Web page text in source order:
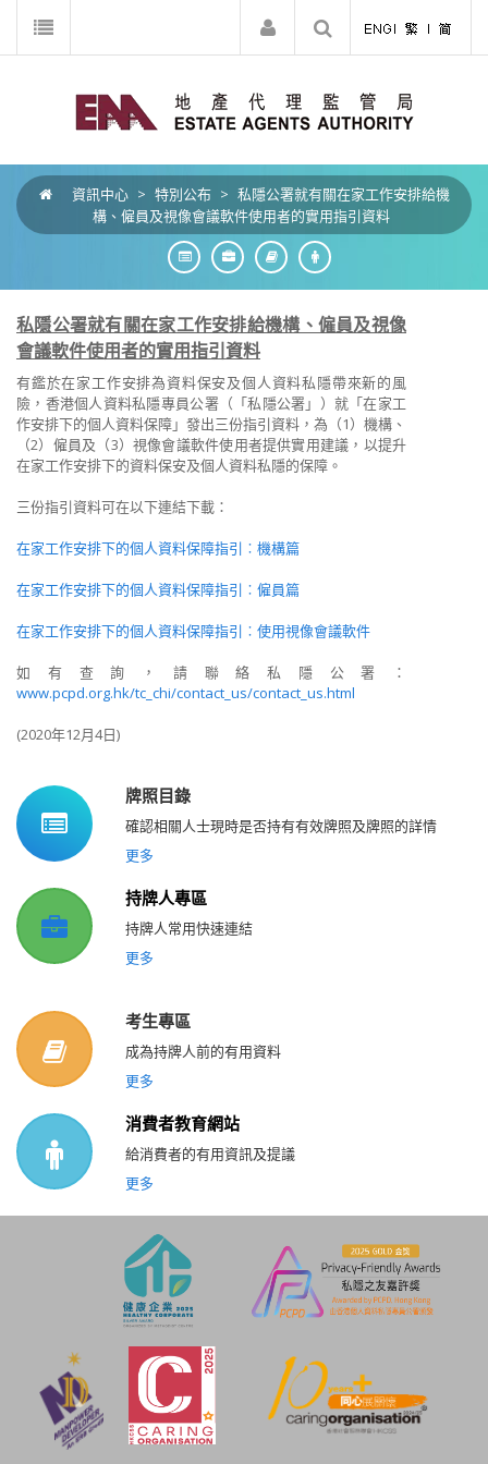
資訊中心 > 特別公布 > 私隱公署就有關在家工作安排給機
構、僱員及視像會議軟件使用者的實用指引資料
私隱公署就有關在家工作安排給機構、僱員及視像
會議軟件使用者的實用指引資料
有鑑於在家工作安排為資料保安及個人資料私隱帶來新的風
險，香港個人資料私隱專員公署（「私隱公署」）就「在家工
作安排下的個人資料保障」發出三份指引資料，為（1）機構、
（2）僱員及（3）視像會議軟件使用者提供實用建議，以提升
在家工作安排下的資料保安及個人資料私隱的保障。
三份指引資料可在以下連結下載：
在家工作安排下的個人資料保障指引︰機構篇
在家工作安排下的個人資料保障指引︰僱員篇
在家工作安排下的個人資料保障指引︰使用視像會議軟件
如有查詢，請聯絡私隱公署：
www.pcpd.org.hk/tc_chi/contact_us/contact_us.html
(2020年12月4日)
牌照目錄
確認相關人士現時是否持有有效牌照及牌照的詳情
更多
持牌人專區
持牌人常用快速連結
更多
考生專區
成為持牌人前的有用資料
更多
消費者教育網站
給消費者的有用資訊及提議
更多